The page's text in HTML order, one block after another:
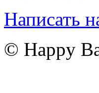
Написать
© Happy